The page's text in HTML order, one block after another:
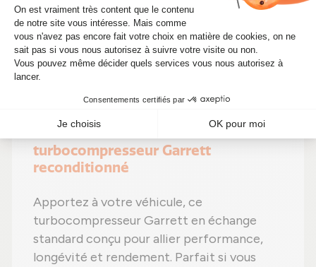
préservée,moins de dépenses (avec un
tarif actuellement à 304,00 €)
écologique. Alors pourquoi hésiter ?
Renforcez votre moteur tout en faisant
des économies significatives !
🔧 Optimisez les performances de
turbocompresseur Garrett
reconditionné
Apportez à votre véhicule, ce
turbocompresseur Garrett en échange
standard conçu pour allier performance,
longévité et rendement. Parfait si vous